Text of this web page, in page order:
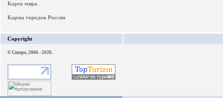
Карта мира
Карты городов России
Copyright
© Спаэро, 2006 - 2026.